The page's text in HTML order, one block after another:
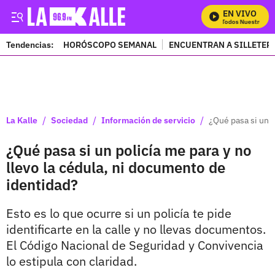
EN VIVO
Mira Todos Nuestros
Tendencias: HORÓSCOPO SEMANAL ENCUENTRAN A
La Kalle / Sociedad / Información de servicio / ¿Qué pasa si
¿Qué pasa si un policía me para y no
llevo la cédula, ni documento de
identidad?
Esto es lo que ocurre si un policía te pide
identificarte en la calle y no llevas documentos.
El Código Nacional de Seguridad y Convivencia
lo estipula con claridad.